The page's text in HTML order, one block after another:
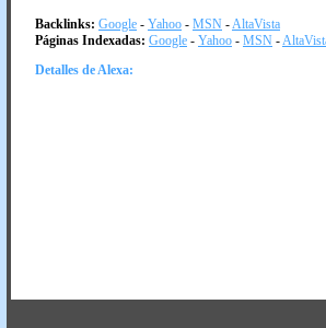
Backlinks: Google - Yahoo - MSN -AltaVista
Páginas Indexadas: Google - Yahoo - MSN -
Detalles de Alexa: